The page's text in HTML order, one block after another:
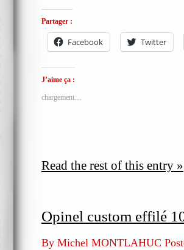
Partager :
Facebook Twitter
J’aime ça :
chargement…
Read the rest of this entry »
Opinel custom effilé
By Michel MONTLAHUC